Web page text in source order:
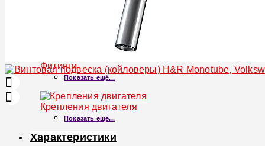
Лента термостойкая
Фитинги
Показать ещё...
Крепления двигателя
Показать ещё...
Характеристики